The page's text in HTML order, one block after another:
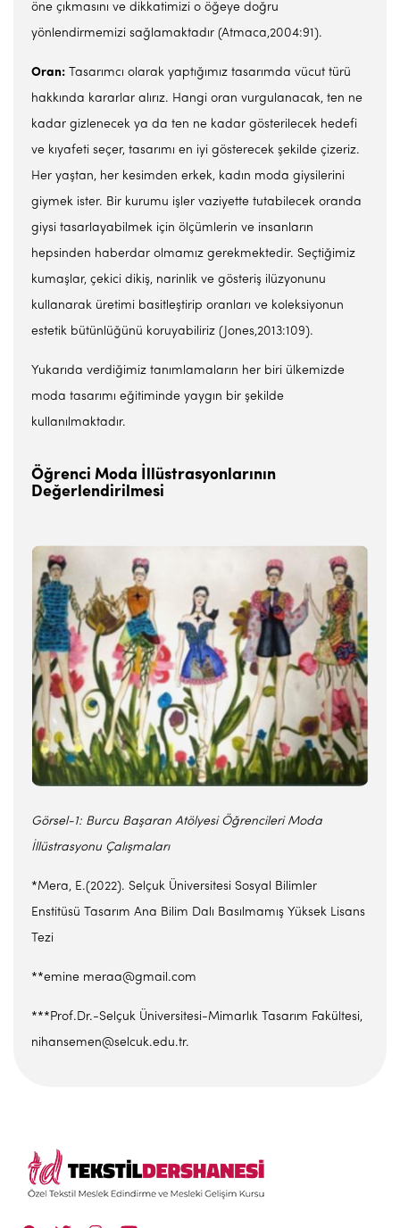
öne çıkmasını ve dikkatimizi o öğeye doğru
yönlendirmemizi sağlamaktadır (Atmaca,2004:91).
Oran: Tasarımcı olarak yaptığımız tasarımda vücut türü
hakkında kararlar alırız. Hangi oran vurgulanacak, ten ne
kadar gizlenecek ya da ten ne kadar gösterilecek hedefi
ve kıyafeti seçer, tasarımı en iyi gösterecek şekilde çizeriz.
Her yaştan, her kesimden erkek, kadın moda giysilerini
giymek ister. Bir kurumu işler vaziyette tutabilecek oranda
giysi tasarlayabilmek için ölçümlerin ve insanların
hepsinden haberdar olmamız gerekmektedir. Seçtiğimiz
kumaşlar, çekici dikiş, narinlik ve gösteriş ilüzyonunu
kullanarak üretimi basitleştirip oranları ve koleksiyonun
estetik bütünlüğünü koruyabiliriz (Jones,2013:109).
Yukarıda verdiğimiz tanımlamaların her biri ülkemizde
moda tasarımı eğitiminde yaygın bir şekilde
kullanılmaktadır.
Öğrenci Moda İllüstrasyonlarının
Değerlendirilmesi
Görsel-1: Burcu Başaran Atölyesi Öğrencileri Moda
İllüstrasyonu Çalışmaları
*Mera, E.(2022). Selçuk Üniversitesi Sosyal Bilimler
Enstitüsü Tasarım Ana Bilim Dalı Basılmamış Yüksek Lisans
Tezi
**emine meraa@gmail.com
***Prof.Dr.-Selçuk Üniversitesi-Mimarlık Tasarım Fakültesi,
nihansemen@selcuk.edu.tr.